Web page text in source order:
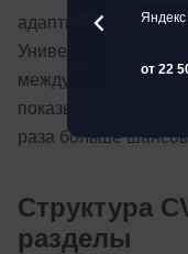
адаптировано под
Универсального
международной
показывают, что
раза больше
Структура
разделы
47 отзывов
от 22